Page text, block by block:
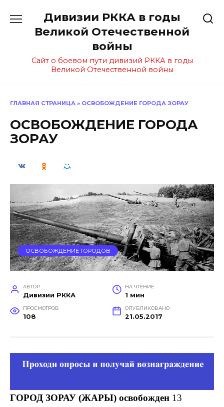
содержанию
Дивизии РККА в годы
Великой Отечественной
войны
Сайт о боевом пути дивизий РККА в годы
Великой Отечественной войны
ГЛАВНАЯ СТРАНИЦА » ОСВОБОЖДЕНИЕ ГОРОДА ЗОРАУ
ОСВОБОЖДЕНИЕ ГОРОДА
ЗОРАУ
ОСВОБОЖДЕНИЕ ГОРОДОВ
АВТОР
Дивизии РККА
НА ЧТЕНИЕ
1 мин
ПРОСМОТРОВ
108
ОПУБЛИКОВАНО
21.05.2017
ГОРОД ЗОРАУ (ЖАРЫ) освобожден 13